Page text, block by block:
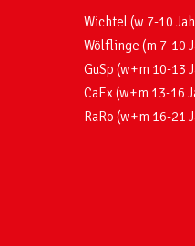
Wichtel (w 7-10
Wölflinge (m 7-10
GuSp (w+m 10-13
CaEx (w+m 13-16
RaRo (w+m 16-21